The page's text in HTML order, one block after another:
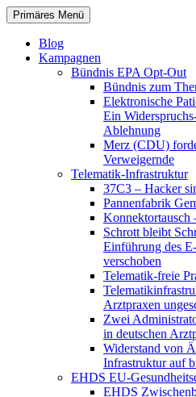
Zum
Inhalt
springen
patientenrechte-
Suchen
Primäres Menü
Blog
Kampagnen
Bündnis EPA Opt-Out
Bündnis zum
Elektronische
Ein
Ablehnung
Merz (CDU)
Verweigernde
Telematik-Infrastruktur
37C3 – Hacker
Pannenfabrik
Konnektortausch
Schrott bleibt
Einführung des
verschoben
Telematik-freie
Arztpraxen
Zwei
in deutschen
Widerstand von
Infrastruktur auf
EHDS EU-
EHDS